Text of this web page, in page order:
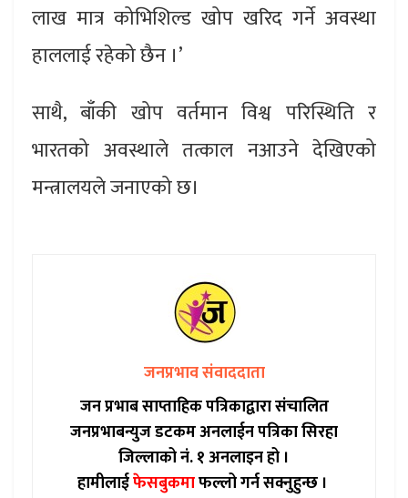
लाख मात्र कोभिशिल्ड खोप खरिद गर्ने अवस्था
हाललाई रहेको छैन ।’
साथै, बाँकी खोप वर्तमान विश्व परिस्थिति र
भारतको अवस्थाले तत्काल नआउने देखिएको
मन्त्रालयले जनाएको छ।
जनप्रभाव संवाददाता
जन प्रभाब साप्ताहिक पत्रिकाद्वारा संचालित
जनप्रभाबन्युज डटकम अनलाईन पत्रिका सिरहा
जिल्लाको नं. १ अनलाइन हो ।
हामीलाईफेसबुकमाफल्लो गर्न सक्नुहुन्छ ।